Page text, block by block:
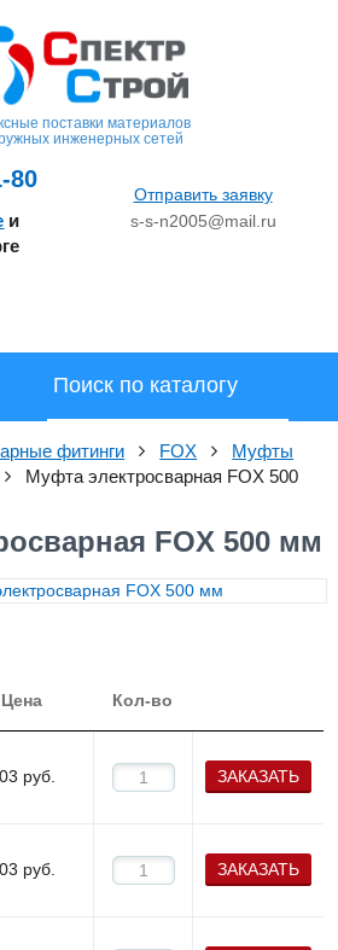
поставки материалов
инженерных сетей
80
и
Отправить заявку
s-s-n2005@mail.ru
фитинги FOX
Муфты
Муфта электросварная FOX 500
FOX 500 мм
Цена Кол-во
руб. ЗАКАЗАТЬ
руб. ЗАКАЗАТЬ